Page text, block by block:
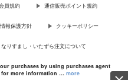
員規約 通信販売ポイント規約
報保護方針 クッキーポリシー
なりすまし・いたずら注文について
purchases by using purchases agent
for more information … more